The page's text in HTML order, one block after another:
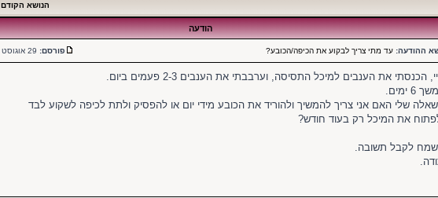
הנושא הקודם
הודעה
ההודעה: עד מתי צריך לבקוע את הכיפה/הכובע? פורסם:
הכנסתי את הענבים למיכל התסיסה, וערבבתי את הענבים 2-3 פעמים ביום.
6 ימים.
שלי האם אני צריך להמשיך ולהוריד את הכובע מידי יום או להפסיק ולתת לכיפה לשקוע לבד
את המיכל רק בעוד חודש?
לקבל תשובה.